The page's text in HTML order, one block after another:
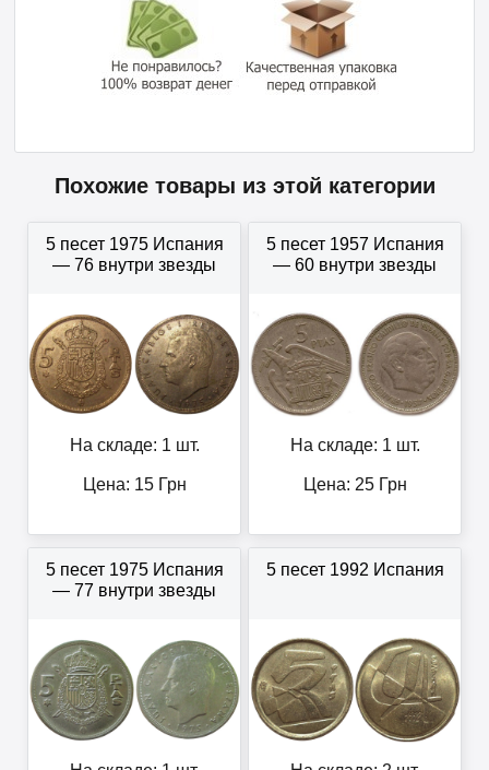
Похожие товары из этой категории
5 песет 1975 Испания
— 76 внутри звезды
На складе: 1 шт.
Цена: 15Грн
5 песет 1957 Испания
— 60 внутри звезды
На складе: 1 шт.
Цена: 25Грн
5 песет 1975 Испания
— 77 внутри звезды
5 песет 1992 Испания